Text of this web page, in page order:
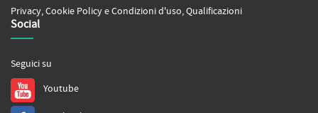
Privacy,Cookie PolicyeCondizioni d'uso,Qualificazioni
Social
Seguici su
Youtube